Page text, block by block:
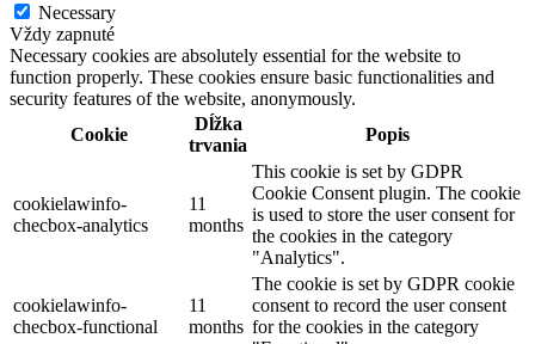
Necessary
Vždy zapnuté
Necessary cookies are absolutely essential for the website to
function properly. These cookies ensure basic functionalities and
security features of the website, anonymously.
Cookie
Dĺžka
trvania
Popis
cookielawinfo-
checbox-analytics
11
months
This cookie is set by GDPR
Cookie Consent plugin. The cookie
is used to store the user consent for
the cookies in the category
"Analytics".
cookielawinfo-
checbox-functional
11
months
The cookie is set by GDPR cookie
consent to record the user consent
for the cookies in the category